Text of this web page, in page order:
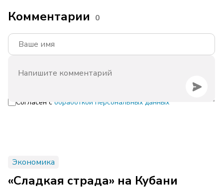
Комментарии 0
Согласен с обработкой персональных данных
Экономика
«Сладкая страда» на Кубани